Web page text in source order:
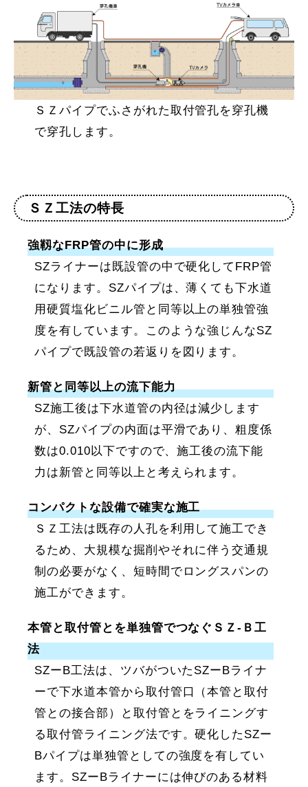
ＳＺパイプでふさがれた取付管孔を穿孔機
で穿孔します。
ＳＺ工法の特長
強靱なFRP管の中に形成
SZライナーは既設管の中で硬化してFRP管
になります。SZパイプは、薄くても下水道
用硬質塩化ビニル管と同等以上の単独管強
度を有しています。このような強じんなSZ
パイプで既設管の若返りを図ります。
新管と同等以上の流下能力
SZ施工後は下水道管の内径は減少します
が、SZパイプの内面は平滑であり、粗度係
数は0.010以下ですので、施工後の流下能
力は新管と同等以上と考えられます。
コンパクトな設備で確実な施工
ＳＺ工法は既存の人孔を利用して施工でき
るため、大規模な掘削やそれに伴う交通規
制の必要がなく、短時間でロングスパンの
施工ができます。
本管と取付管とを単独管でつなぐＳＺ-Ｂ工
法
SZーB工法は、ツバがついたSZーBライナ
ーで下水道本管から取付管口（本管と取付
管との接合部）と取付管とをライニングす
る取付管ライニング法です。硬化したSZー
Bパイプは単独管としての強度を有してい
ます。SZーBライナーには伸びのある材料